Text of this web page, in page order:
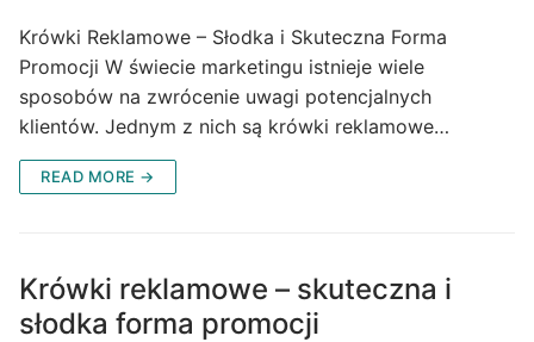
Krówki Reklamowe – Słodka i Skuteczna Forma
Promocji W świecie marketingu istnieje wiele
sposobów na zwrócenie uwagi potencjalnych
klientów. Jednym z nich są krówki reklamowe…
READ MORE →
Krówki reklamowe – skuteczna i
słodka forma promocji